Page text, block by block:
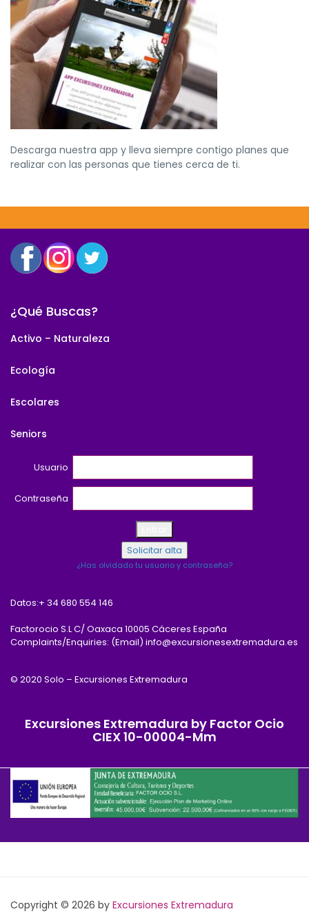
Descarga nuestra app y lleva siempre contigo planes que
realizar con las personas que tienes cerca de ti.
¿Qué Buscas?
Activo – Naturaleza
Ecología
Escolares
Seniors
Usuario
Contraseña
¿Has olvidado tu usuario y contraseña?
Datos:+ 34 680 554 146
Factorocio S.L C/ Oaxaca 10005 Cáceres España
Complaints/Enquiries: (Email) info@excursionesextremadura.es
© 2020 Solo – Excursiones Extremadura
Excursiones Extremadura by Factor Ocio
CIEX 10-00004-Mm
Copyright © 2026 by Excursiones Extremadura